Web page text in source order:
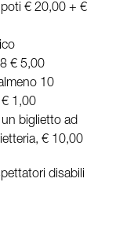
€ 20,00 + €
€ 5,00
10
1,00
biglietto ad
€ 10,00
disabili